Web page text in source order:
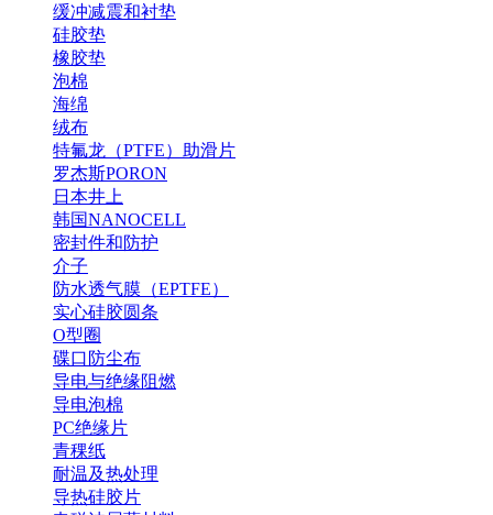
缓冲减震和衬垫
硅胶垫
橡胶垫
泡棉
海绵
绒布
特氟龙（PTFE）助滑片
罗杰斯PORON
日本井上
韩国NANOCELL
密封件和防护
介子
防水透气膜（EPTFE）
实心硅胶圆条
O型圈
碟口防尘布
导电与绝缘阻燃
导电泡棉
PC绝缘片
青稞纸
耐温及热处理
导热硅胶片